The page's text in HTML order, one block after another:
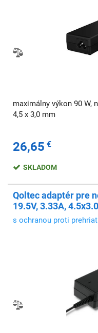
maximálny výkon 90 W,
4,5 x 3,0 mm
26,65 €
SKLADOM
Qoltec adaptér pre
19.5V, 3.33A,
s ochranou proti